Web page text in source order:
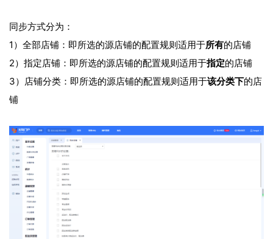
同步方式分为：
1）全部店铺：即所选的源店铺的配置规则适用于所有的店铺
2）指定店铺：即所选的源店铺的配置规则适用于指定的店铺
3）店铺分类：即所选的源店铺的配置规则适用于该分类下的店
铺